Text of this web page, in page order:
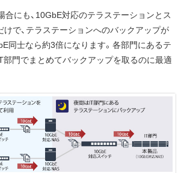
合にも、10GbE対応のテラステーションとス
で、テラステーションへのバックアップが
同士なら約3倍になります。各部門にあるテ
門でまとめてバックアップを取るのに最適